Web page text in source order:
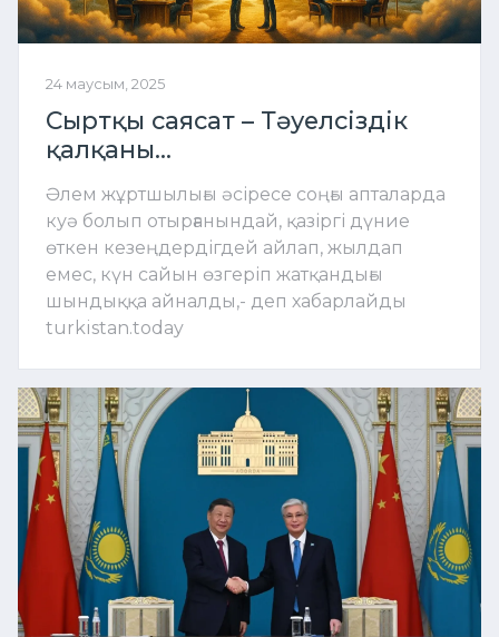
24 маусым, 2025
Сыртқы саясат – Тәуелсіздік
қалқаны...
Әлем жұртшылығы әсіресе соңғы апталарда
куә болып отырғанындай, қазіргі дүние
өткен кезеңдердігдей айлап, жылдап
емес, күн сайын өзгеріп жатқандығы
шындыққа айналды,- деп хабарлайды
turkistan.today